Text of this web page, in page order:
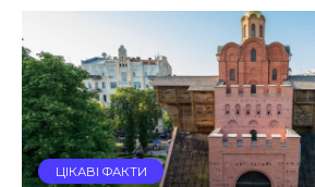
ЦІКАВІ ФАКТИ